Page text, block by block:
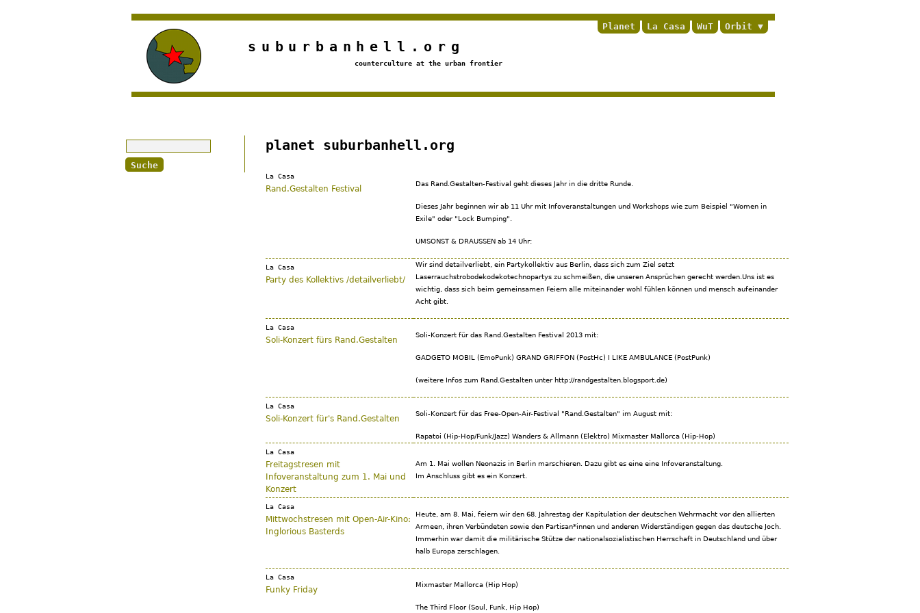
Jump to navigation Planet La Casa WuT Orbit
suburbanhell.org
counterculture at the urban frontier
planet suburbanhell.org
La Casa
Rand.Gestalten Festival
Das Rand.Gestalten-Festival geht dieses Jahr in die dritte Runde.
Dieses Jahr beginnen wir ab 11 Uhr mit Infoveranstaltungen und Workshops wie zum Beispiel "Women in
Exile" oder "Lock Bumping".
UMSONST & DRAUSSEN ab 14 Uhr:
La Casa
Party des Kollektivs /detailverliebt/
Wir sind detailverliebt, ein Partykollektiv aus Berlin, dass sich zum Ziel setzt
Laserrauchstrobodekodekotechnopartys zu schmeißen, die unseren Ansprüchen gerecht werden.Uns ist es
wichtig, dass sich beim gemeinsamen Feiern alle miteinander wohl fühlen können und mensch aufeinander
Acht gibt.
La Casa
Soli-Konzert fürs Rand.Gestalten
Soli-Konzert für das Rand.Gestalten Festival 2013 mit:
GADGETO MOBIL (EmoPunk) GRAND GRIFFON (PostHc) I LIKE AMBULANCE (PostPunk)
(weitere Infos zum Rand.Gestalten unter http://randgestalten.blogsport.de)
La Casa
Soli-Konzert für's Rand.Gestalten
Soli-Konzert für das Free-Open-Air-Festival "Rand.Gestalten" im August mit:
Rapatoi (Hip-Hop/Funk/Jazz) Wanders & Allmann (Elektro) Mixmaster Mallorca (Hip-Hop)
La Casa
Freitagstresen mit
Infoveranstaltung zum 1. Mai und
Konzert
Am 1. Mai wollen Neonazis in Berlin marschieren. Dazu gibt es eine eine Infoveranstaltung.
Im Anschluss gibt es ein Konzert.
La Casa
Mittwochstresen mit Open-Air-Kino:
Inglorious Basterds
Heute, am 8. Mai, feiern wir den 68. Jahrestag der Kapitulation der deutschen Wehrmacht vor den allierten
Armeen, ihren Verbündeten sowie den Partisan*innen und anderen Widerständigen gegen das deutsche Joch.
Immerhin war damit die militärische Stütze der nationalsozialistischen Herrschaft in Deutschland und über
halb Europa zerschlagen.
La Casa
Funky Friday
Mixmaster Mallorca (Hip Hop)
The Third Floor (Soul, Funk, Hip Hop)
Suche